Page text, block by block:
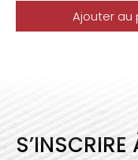
Ajouter au
S’INSCRIRE